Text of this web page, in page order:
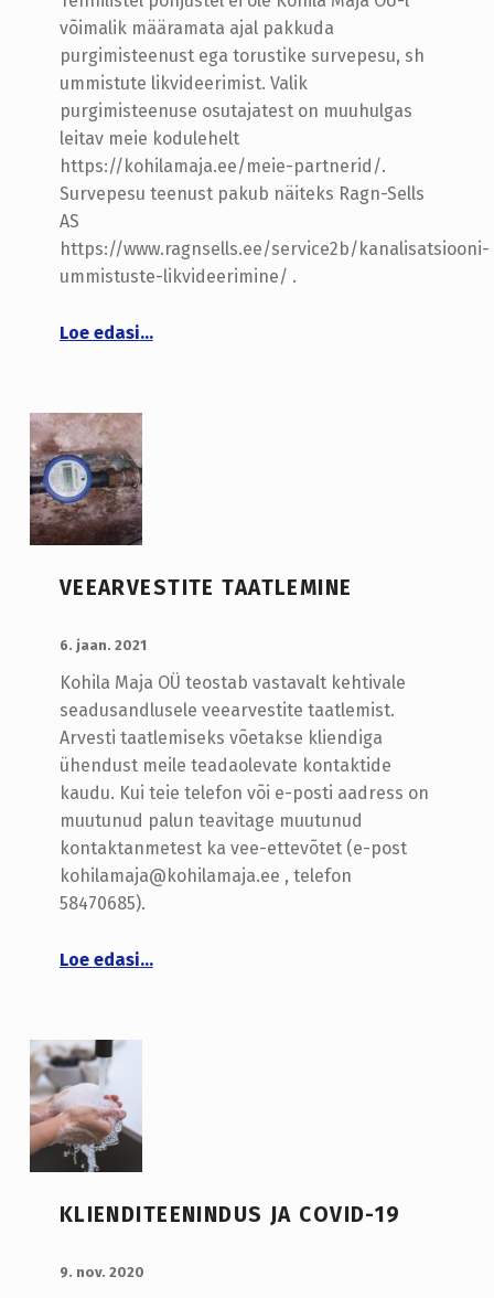
võimalik määramata ajal pakkuda
purgimisteenust ega torustike survepesu, sh
ummistute likvideerimist. Valik
purgimisteenuse osutajatest on muuhulgas
leitav meie kodulehelt
https://kohilamaja.ee/meie-partnerid/.
Survepesu teenust pakub näiteks Ragn-Sells
AS
https://www.ragnsells.ee/service2b/kanalisatsiooni-
ummistuste-likvideerimine/ .
Loe edasi
“Purgimisteenus ja survepesu”
…
VEEARVESTITE TAATLEMINE
6. jaan. 2021
Kohila Maja OÜ teostab vastavalt kehtivale
seadusandlusele veearvestite taatlemist.
Arvesti taatlemiseks võetakse kliendiga
ühendust meile teadaolevate kontaktide
kaudu. Kui teie telefon või e-posti aadress on
muutunud palun teavitage muutunud
kontaktanmetest ka vee-ettevõtet (e-post
kohilamaja@kohilamaja.ee , telefon
58470685).
Loe edasi
“Veearvestite taatlemine”
…
KLIENDITEENINDUS JA COVID-19
9. nov. 2020